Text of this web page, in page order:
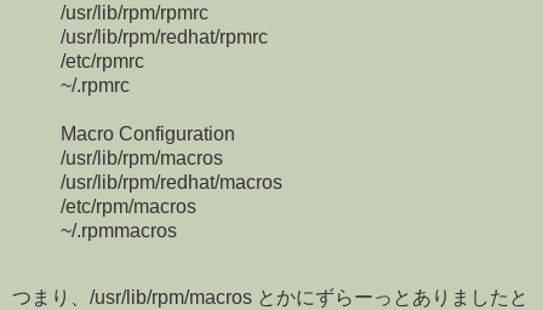
/usr/lib/rpm/rpmrc
/usr/lib/rpm/redhat/rpmrc
/etc/rpmrc
~/.rpmrc
Macro Configuration
/usr/lib/rpm/macros
/usr/lib/rpm/redhat/macros
/etc/rpm/macros
~/.rpmmacros
つまり、/usr/lib/rpm/macros とかにずらーっとありましたと